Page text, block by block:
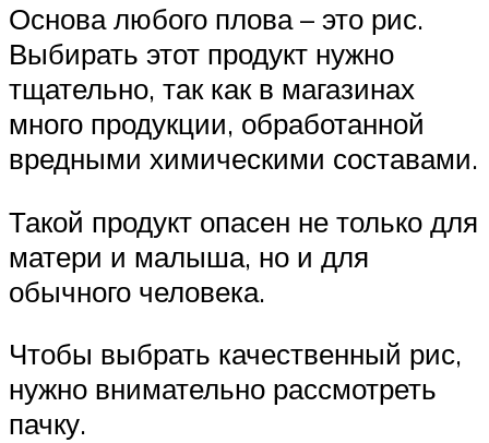
Основа любого плова – это рис.
Выбирать этот продукт нужно
тщательно, так как в магазинах
много продукции, обработанной
вредными химическими составами.
Такой продукт опасен не только для
матери и малыша, но и для
обычного человека.
Чтобы выбрать качественный рис,
нужно внимательно рассмотреть
пачку.